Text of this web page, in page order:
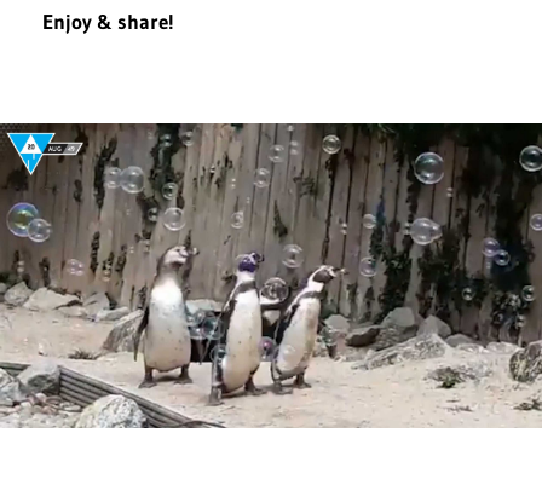
Enjoy & share!